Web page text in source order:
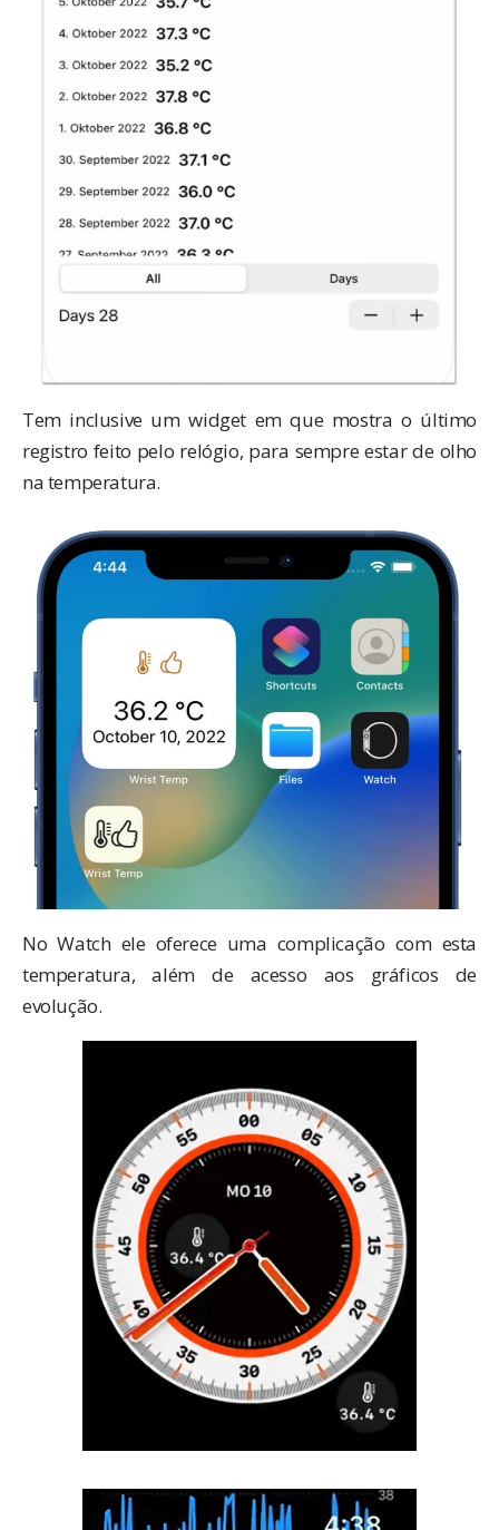
Tem inclusive um widget em que mostra o último
registro feito pelo relógio, para sempre estar de olho
na temperatura.
No Watch ele oferece uma complicação com esta
temperatura, além de acesso aos gráficos de
evolução.